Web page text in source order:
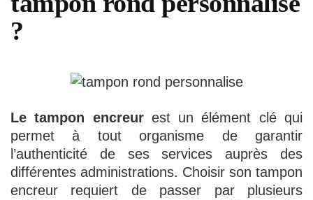
?
Le tampon encreur est un élément clé qui
permet à tout organisme de garantir
l’authenticité de ses services auprès des
différentes administrations. Choisir son tampon
encreur requiert de passer par plusieurs